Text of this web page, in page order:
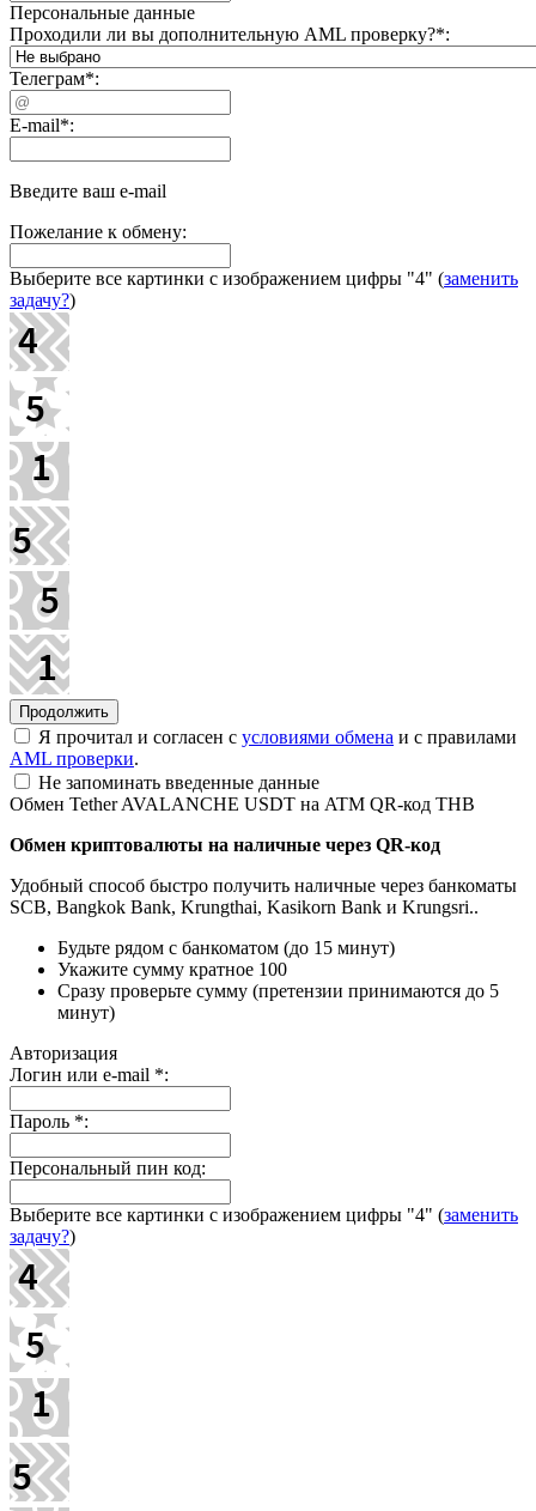
Персональные данные
Проходили ли вы дополнительную AML проверку?*:
Телеграм*:
E-mail*:
Введите ваш e-mail
Пожелание к обмену:
Выберите все картинки с изображением цифры "4" (заменить
задачу?)
Я прочитал и согласен с условиями обмена и с правилами
AML проверки.
Не запоминать введенные данные
Обмен Tether AVALANCHE USDT на ATM QR-код THB
Обмен криптовалюты на наличные через QR-код
Удобный способ быстро получить наличные через банкоматы
SCB, Bangkok Bank, Krungthai, Kasikorn Bank и Krungsri..
Будьте рядом с банкоматом (до 15 минут)
Укажите сумму кратное 100
Сразу проверьте сумму (претензии принимаются до 5
минут)
Авторизация
Логин или e-mail *:
Пароль *:
Персональный пин код:
Выберите все картинки с изображением цифры "4" (заменить
задачу?)